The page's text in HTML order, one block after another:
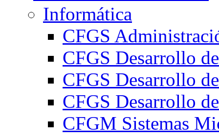
Informática
CFGS
CFGS Desarrollo
CFGS Desarrollo
CFGS Desarrollo
CFGM Sistemas